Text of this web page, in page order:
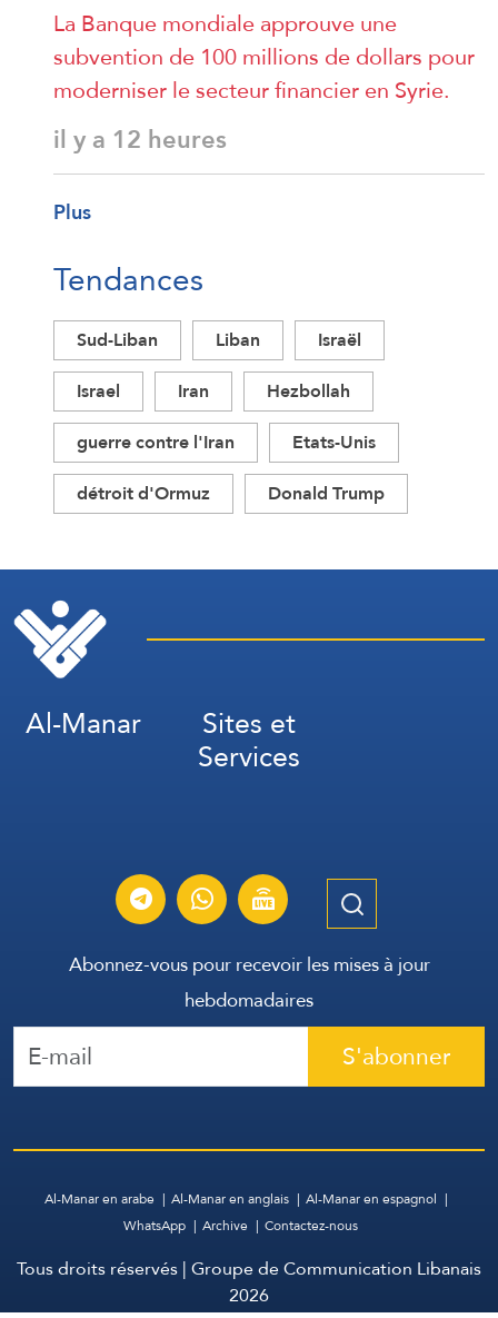
La Banque mondiale approuve une
subvention de 100 millions de dollars pour
moderniser le secteur financier en Syrie.
il y a 12 heures
Plus
Tendances
Sud-Liban Liban
Israël
Israel
Iran
Hezbollah
guerre contre l'Iran
Etats-Unis
détroit d'Ormuz
Donald Trump
Al-Manar Sites et
Services
Abonnez-vous pour recevoir les mises à jour
hebdomadaires
S'abonner
Al-Manar en arabe Al-Manar en anglais
Al-Manar en espagnol
WhatsApp
Archive Contactez-nous
Tous droits réservés | Groupe de Communication Libanais
2026